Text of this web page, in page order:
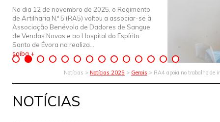
No dia 12 de novembro de 2025, o Regimento
de Artilharia N.º 5 (RA5) voltou a associar-se à
Associação Benévola de Dadores de Sangue
de Vendas Novas e ao Hospital do Espírito
Santo de Évora na realiza...
saiba +
Notícias > Notícias 2025 > Gerais > RA4 apoia no trabalho de
NOTÍCIAS